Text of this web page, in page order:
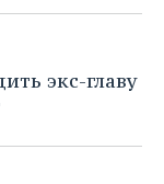
экс-главу